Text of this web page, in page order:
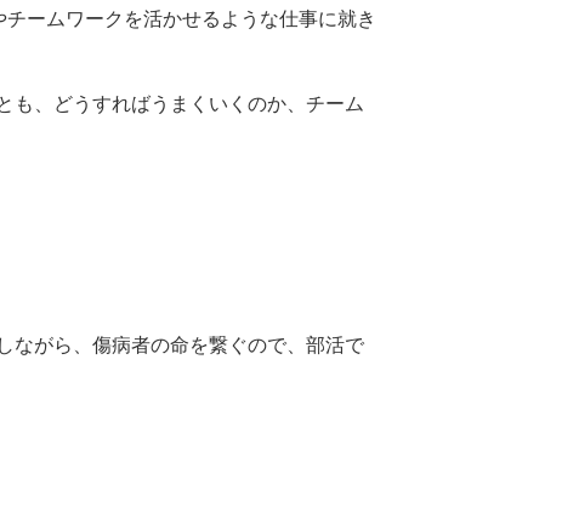
ームワークを活かせるような仕事に就き
も、どうすればうまくいくのか、チーム
ながら、傷病者の命を繋ぐので、部活で